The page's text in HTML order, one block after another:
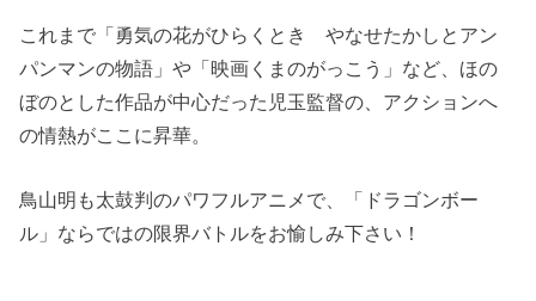
これまで「勇気の花がひらくとき やなせたかしとアン
パンマンの物語」や「映画くまのがっこう」など、ほの
ぼのとした作品が中心だった児玉監督の、アクションへ
の情熱がここに昇華。
鳥山明も太鼓判のパワフルアニメで、「ドラゴンボー
ル」ならではの限界バトルをお愉しみ下さい！